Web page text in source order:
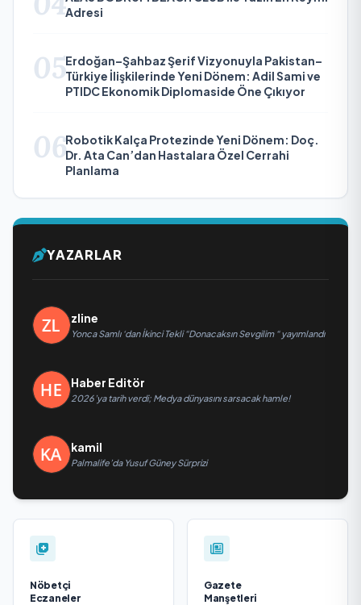
Adresi
05Erdoğan–Şahbaz Şerif Vizyonuyla Pakistan–
Türkiye İlişkilerinde Yeni Dönem: Adil Sami ve
PTIDC Ekonomik Diplomaside Öne Çıkıyor
06Robotik Kalça Protezinde Yeni Dönem: Doç.
Dr. Ata Can’dan Hastalara Özel Cerrahi
Planlama
YAZARLAR
zline
Yonca Samlı ‘dan İkinci Tekli “Donacaksın Sevgilim “ yayımlandı
Haber Editör
2026’ya tarih verdi; Medya dünyasını sarsacak hamle!
kamil
Palmalife’da Yusuf Güney Sürprizi
Nöbetçi
Eczaneler
Gazete
Manşetleri